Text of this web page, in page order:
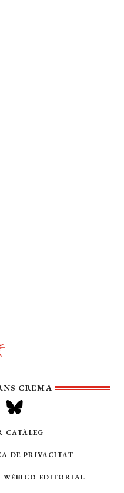
CREMA
CATÀLEG
DE PRIVACITAT
WÉBICO EDITORIAL